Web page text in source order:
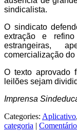
sindicalista.
O sindicato
extração e
estrangeiras,
comercialização do
O texto aprovado
leilões sejam
Imprensa
Categories: Aplicativo,
categoria |